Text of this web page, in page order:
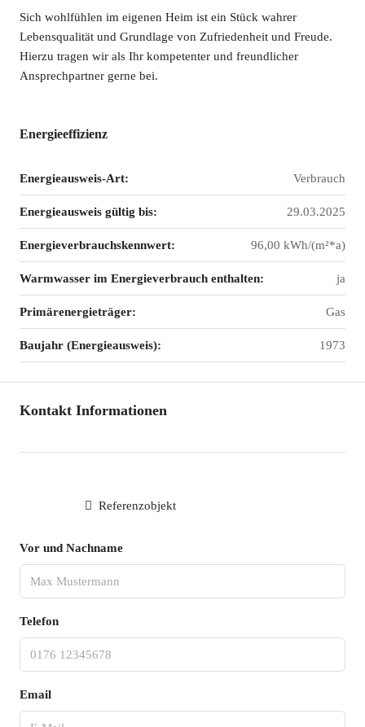
Sich wohlfühlen im eigenen Heim ist ein Stück wahrer
Lebensqualität und Grundlage von Zufriedenheit und Freude.
Hierzu tragen wir als Ihr kompetenter und freundlicher
Ansprechpartner gerne bei.
Energieeffizienz
Energieausweis-Art: Verbrauch
Energieausweis gültig bis: 29.03.2025
Energieverbrauchskennwert: 96,00 kWh/(m²*a)
Warmwasser im Energieverbrauch enthalten: ja
Primärenergieträger: Gas
Baujahr (Energieausweis): 1973
Kontakt Informationen
Referenzobjekt
Vor und Nachname
Telefon
Email